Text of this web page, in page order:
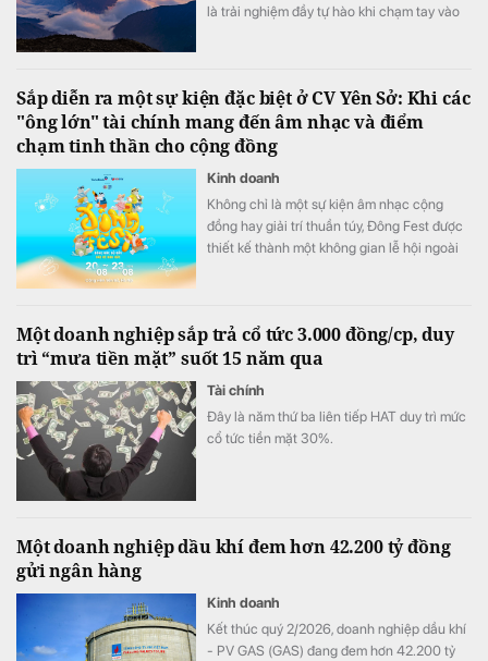
là trải nghiệm đầy tự hào khi chạm tay vào
Sắp diễn ra một sự kiện đặc biệt ở CV Yên Sở: Khi các
"ông lớn" tài chính mang đến âm nhạc và điểm
chạm tinh thần cho cộng đồng
Kinh doanh
Không chỉ là một sự kiện âm nhạc cộng
đồng hay giải trí thuần túy, Đông Fest được
thiết kế thành một không gian lễ hội ngoài
Một doanh nghiệp sắp trả cổ tức 3.000 đồng/cp, duy
trì “mưa tiền mặt” suốt 15 năm qua
Tài chính
Đây là năm thứ ba liên tiếp HAT duy trì mức
cổ tức tiền mặt 30%.
Một doanh nghiệp dầu khí đem hơn 42.200 tỷ đồng
gửi ngân hàng
Kinh doanh
Kết thúc quý 2/2026, doanh nghiệp dầu khí
- PV GAS (GAS) đang đem hơn 42.200 tỷ